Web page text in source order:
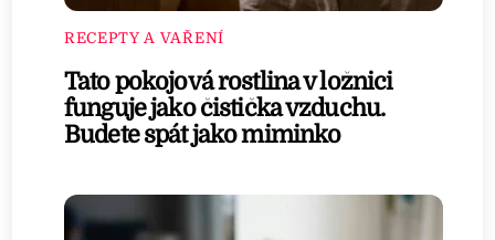
RECEPTY A VAŘENÍ
Tato pokojová rostlina v ložnici
funguje jako čistička vzduchu.
Budete spát jako miminko